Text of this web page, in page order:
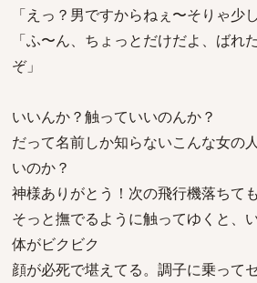
「えっ？男ですからねぇ〜そりゃ少
「ふ〜ん、ちょっとだけだよ、ばれ
ぞ」
いいんか？触っていいのんか？
だって名前しか知らないこんな女の
いのか？
神様ありがとう！次の飛行機落ちて
そっと撫でるように触ってゆくと、
体がビクビク
顔が必死で堪えてる。調子に乗って